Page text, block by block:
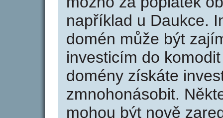
například u Daukce.
domén může být
investicím do
domény získáte
zmnohonásobit.
mohou být nově